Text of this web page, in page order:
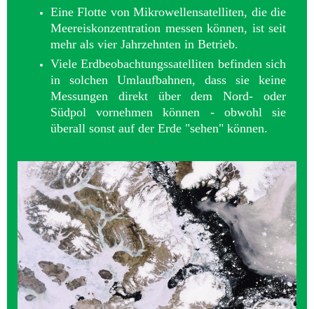
Eine Flotte von Mikrowellensatelliten, die die
Meereiskonzentration messen können, ist seit
mehr als vier Jahrzehnten in Betrieb.
Viele Erdbeobachtungssatelliten befinden sich
in solchen Umlaufbahnen, dass sie keine
Messungen direkt über dem Nord- oder
Südpol vornehmen können - obwohl sie
überall sonst auf der Erde "sehen" können.